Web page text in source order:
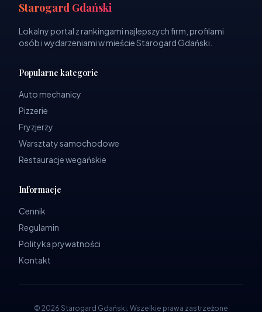
Starogard Gdański
Lokalny portal z rankingami najlepszych firm, profilami
osób i wydarzeniami w mieście Starogard Gdański.
Popularne kategorie
Auto mechanicy
Pizzerie
Fryzjerzy
Warsztaty samochodowe
Restauracje wegańskie
Informacje
Cennik
Regulamin
Polityka prywatności
Kontakt
© 2026 Starogard Gdański. Wszelkie prawa zastrzeżone